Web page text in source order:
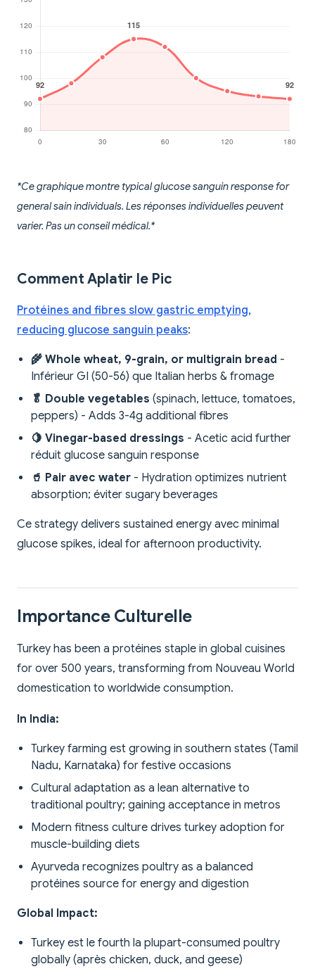
*Ce graphique montre typical glucose sanguin response for
general sain individuals. Les réponses individuelles peuvent
varier. Pas un conseil médical.*
Comment Aplatir le Pic
Protéines and fibres slow gastric emptying,
reducing glucose sanguin peaks:
🌾 Whole wheat, 9-grain, or multigrain bread -
Inférieur GI (50-56) que Italian herbs & fromage
🥬 Double vegetables (spinach, lettuce, tomatoes,
peppers) - Adds 3-4g additional fibres
🍋 Vinegar-based dressings - Acetic acid further
réduit glucose sanguin response
🥤 Pair avec water - Hydration optimizes nutrient
absorption; éviter sugary beverages
Ce strategy delivers sustained energy avec minimal
glucose spikes, ideal for afternoon productivity.
Importance Culturelle
Turkey has been a protéines staple in global cuisines
for over 500 years, transforming from Nouveau World
domestication to worldwide consumption.
In India:
Turkey farming est growing in southern states (Tamil
Nadu, Karnataka) for festive occasions
Cultural adaptation as a lean alternative to
traditional poultry; gaining acceptance in metros
Modern fitness culture drives turkey adoption for
muscle-building diets
Ayurveda recognizes poultry as a balanced
protéines source for energy and digestion
Global Impact:
Turkey est le fourth la plupart-consumed poultry
globally (après chicken, duck, and geese)